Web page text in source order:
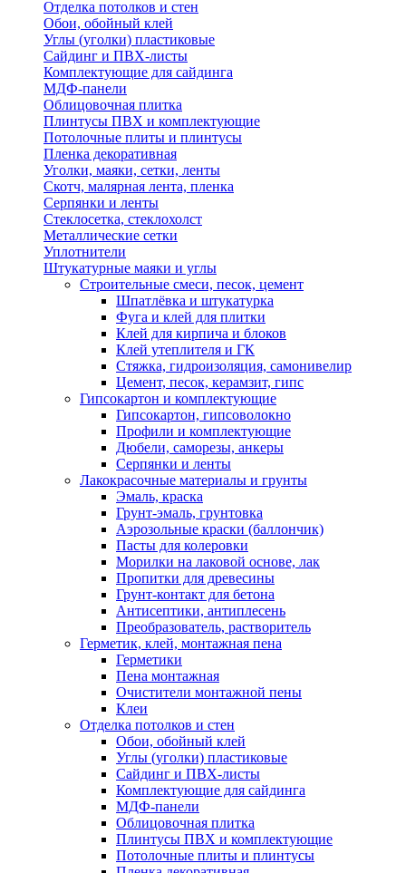
Отделка потолков и стен
Обои, обойный клей
Углы (уголки) пластиковые
Сайдинг и ПВХ-листы
Комплектующие для сайдинга
МДФ-панели
Облицовочная плитка
Плинтусы ПВХ и комплектующие
Потолочные плиты и плинтусы
Пленка декоративная
Уголки, маяки, сетки, ленты
Скотч, малярная лента, пленка
Серпянки и ленты
Стеклосетка, стеклохолст
Металлические сетки
Уплотнители
Штукатурные маяки и углы
Строительные смеси, песок, цемент
Шпатлёвка и штукатурка
Фуга и клей для плитки
Клей для кирпича и блоков
Клей утеплителя и ГК
Стяжка, гидроизоляция, самонивелир
Цемент, песок, керамзит, гипс
Гипсокартон и комплектующие
Гипсокартон, гипсоволокно
Профили и комплектующие
Дюбели, саморезы, анкеры
Серпянки и ленты
Лакокрасочные материалы и грунты
Эмаль, краска
Грунт-эмаль, грунтовка
Аэрозольные краски (баллончик)
Пасты для колеровки
Морилки на лаковой основе, лак
Пропитки для древесины
Грунт-контакт для бетона
Антисептики, антиплесень
Преобразователь, растворитель
Герметик, клей, монтажная пена
Герметики
Пена монтажная
Очистители монтажной пены
Клеи
Отделка потолков и стен
Обои, обойный клей
Углы (уголки) пластиковые
Сайдинг и ПВХ-листы
Комплектующие для сайдинга
МДФ-панели
Облицовочная плитка
Плинтусы ПВХ и комплектующие
Потолочные плиты и плинтусы